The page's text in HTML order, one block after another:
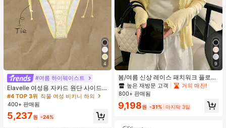
4
#여름 하이웨이스트
Elavelle 여성용 자카드 원단 사이드
타이 비키니 하의, 봄/여름
#4 TOP 3위 직물 여성 비키니 하의
400+ 판매됨
5,237원 -24%
9
봄/여름 신상 레이스 패치워크 플로럴
트림 소프트 니트 가디건 경량 재킷 탑
여성용, 코티지코어 옐로우
높은 재방문 고객
거의 매진!
800+ 판매됨
9,198원 -31% 마지막 3일